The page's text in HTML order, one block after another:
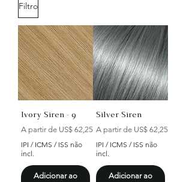
Filtro
Ivory Siren - 9
A partir de US$ 62,25
Preço promocional
IPI / ICMS / ISS não
incl.
Adicionar ao
Silver Siren
A partir de US$ 62,25
Preço promocional
IPI / ICMS / ISS não
incl.
Adicionar ao